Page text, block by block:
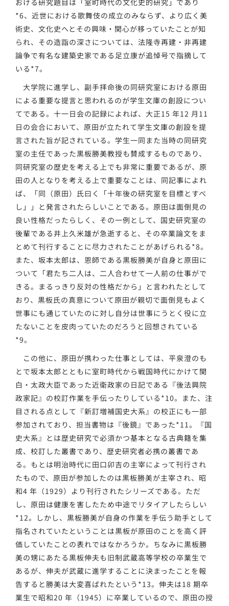
おける研究題目は「室町時代の文化史的研究」であり
*6、近世における歌舞伎の成立のみならず、より広く美
術史、文化史へとその興味・関心が移っていたことが知
られ、その造詣の深さについては、法隆寺再建・非再建
論争で有名な建築史家である足立康が追悼号で指摘して
いる*7。
大学院に進学し、副手拝命後の同研究室における原田
による重要な提言と思われるのが学生文庫の創設につい
てである。十一日会の記録によれば、大正15 年12 月11
日の会合において、原田が立たれて学生文庫の創設を提
言された旨が記されている。学生一同また当時の同研究
室の主任であった黒板勝美教授も賛成するものであり、
同研究室の歴史を考える上でも非常に重要であるが、原
田の人となりを考える上で重要なことは、同記事によれ
ば、「同（原田）氏曰く「十年後の研究室を目標とすべ
し」」と発言されたらしいことである。原田は面倒見の
良い性格だったらしく、その一例として、国史研究室の
後輩である井上久米雄が急逝すると、その卒業論文をま
とめて刊行することに尽力されたことがあげられる*8。
また、坂本太郎は、恩師である黒板勝美が自身と原田に
ついて「君たち二人は、二人合わせて一人前の仕事がで
きる。まるっきり反対の性格だから」と言われたとして
おり、黒板氏の真意について原田が親切で面倒見もよく
世事にも通じていたのに対し自分は世事にうとく役に立
たないことを皮肉っていたのだろうと回想されている
*9。
この他に、原田が携わった仕事としては、平泉澄のも
とで坂本太郎とともに室町時代から戦国時代にかけて関
白・太政大臣であった近衛政家の日記である『後法興院
政家記』の校訂作業を手伝ったりしている*10。また、注
目される点として『新訂増補国史大系』の校正にも一部
参加されており、担当書物は『後鏡』であった*11。『国
史大系』とは歴史研究で必須かつ基本となる古典籍を集
成、校訂した叢書であり、歴史研究者必携の叢書であ
る。もとは明治時代に田口卯吉の主宰によって刊行され
たもので、原田が参加したのは黒板勝美が主宰され、昭
和4 年（1929）より刊行されたシリーズである。ただ
し、原田は健康を害したため中途でリタイアしたらしい
*12。しかし、黒板勝美が自身の作業を手伝う助手として
指名されていたということは黒板が原田のことを高く評
価していたことの表れではなかろうか。ちなみに黒板勝
美の甥にあたる黒板伸夫も旧制武蔵高等学校の卒業生で
あるが、伸夫が武蔵に進学することに決まったことを報
告すると勝美は大変喜ばれたという*13。伸夫は18 期卒
業生で昭和20 年（1945）に卒業しているので、原田の授